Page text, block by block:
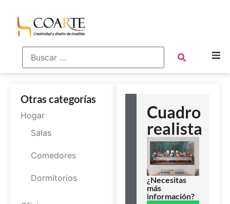
Otras categorías
Hogar
Salas
Comedores
Dormitorios
Cuadro
realista
¿Necesitas
más
información?